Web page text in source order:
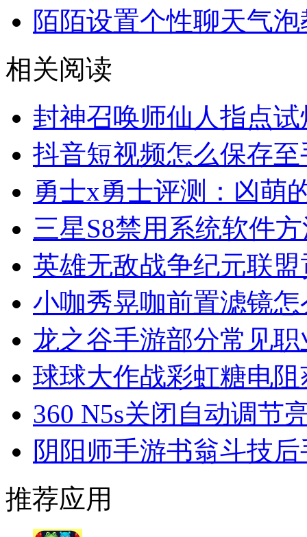
陌陌设置个性聊天气
相关阅读
封神召唤师仙人指点
抖音短视频怎么保存至
勇士x勇士评测：凶萌
三星S8禁用系统软件
英雄无敌战争纪元联
小咖秀晃咖前置滤镜怎
龙之谷手游部分常见
球球大作战彩虹糖电
360 N5s关闭自动调节
阴阳师手游书翁斗技
推荐应用